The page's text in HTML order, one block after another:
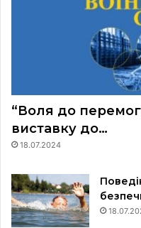
“Воля до
виставку до…
18.07.2024